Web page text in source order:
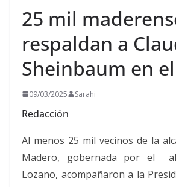
25 mil
respaldan a
Sheinbaum en
09/03/2025 Sarahi
Redacción
Al menos 25 mil vecinos de la
Madero, gobernada por el
Lozano, acompañaron a la